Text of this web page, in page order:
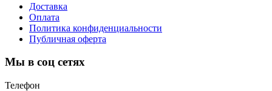
Доставка
Оплата
Политика конфиденциальности
Публичная оферта
Мы в соц сетях
Телефон